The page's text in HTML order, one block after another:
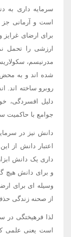
سرمایه داری به
است و آرمانی
برای ارضای غرایز
ارزشی را تحمل
مدرنیسم،
شده اند و به
روبرو ساخته
دلیل افسردگی،
جوامع با حاکمیت
دانش نیز در
اعتبار دانش از
داری یک دانش
و برای دانش هیچ
وسیله ای برای
از صحنه زندگی
لذا فرهیختگی در
است یعنی علمی